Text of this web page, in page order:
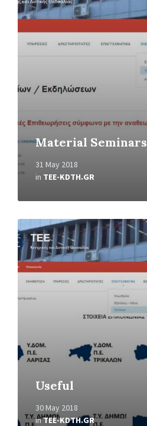
Material Seminars
31 May 2018
in TEE-KDTH.GR
Useful
30 May 2018
inTEE-KDTH.GR
Read
More